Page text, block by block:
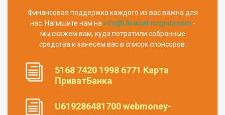
Финансовая поддержка каждого из вас важна для
нас. Напишите нам на info@UkrainaIncognita.com -
мы скажем вам, куда потратили собранные
средства и занесем вас в список спонсоров.
5168 7420 1998 6771 Карта
ПриватБанка
U619286481700 webmoney-